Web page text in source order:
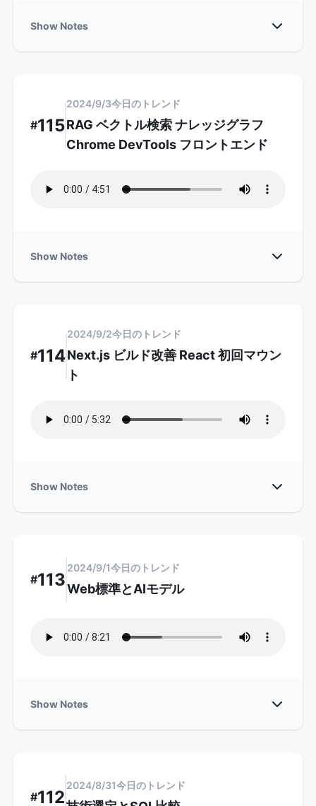
Show Notes Show
#115
2024/9/3今日のトレンド
RAG ベクトル検索 ナレッジグラフ
Chrome DevTools フロントエンド
Show Notes Show
#114
2024/9/2今日のトレンド
Next.js ビルド改善 React 初回マウン
ト
Show Notes Show
#113
2024/9/1今日のトレンド
Web標準とAIモデル
Show Notes Show
#112
2024/8/31今日のトレンド